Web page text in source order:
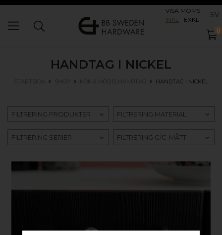
VISA MOMS
INKL
EXKL SV
0
HANDTAG I NICKEL
STARTSIDA SHOP KÖK & MÖBELHANDTAG HANDTAG I NICKEL
FILTRERING PRODUKTER FILTRERING MATERIAL
FILTRERING SERIER FILTRERING C/C-MÅTT